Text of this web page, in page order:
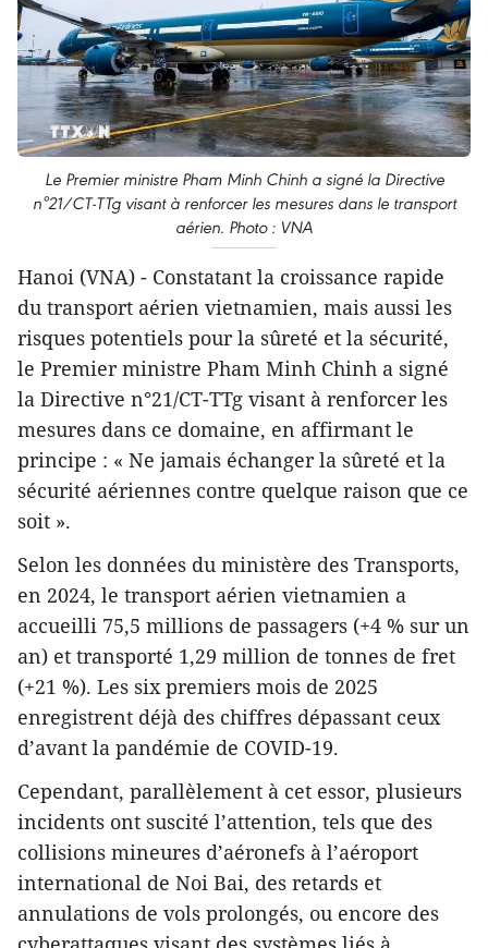
Le Premier ministre Pham Minh Chinh a signé la Directive
n°21/CT-TTg visant à renforcer les mesures dans le transport
aérien. Photo : VNA
Hanoi (VNA) - Constatant la croissance rapide
du transport aérien vietnamien, mais aussi les
risques potentiels pour la sûreté et la sécurité,
le Premier ministre Pham Minh Chinh a signé
la Directive n°21/CT-TTg visant à renforcer les
mesures dans ce domaine, en affirmant le
principe : « Ne jamais échanger la sûreté et la
sécurité aériennes contre quelque raison que ce
soit ».
Selon les données du ministère des Transports,
en 2024, le transport aérien vietnamien a
accueilli 75,5 millions de passagers (+4 % sur un
an) et transporté 1,29 million de tonnes de fret
(+21 %). Les six premiers mois de 2025
enregistrent déjà des chiffres dépassant ceux
d’avant la pandémie de COVID-19.
Cependant, parallèlement à cet essor, plusieurs
incidents ont suscité l’attention, tels que des
collisions mineures d’aéronefs à l’aéroport
international de Noi Bai, des retards et
annulations de vols prolongés, ou encore des